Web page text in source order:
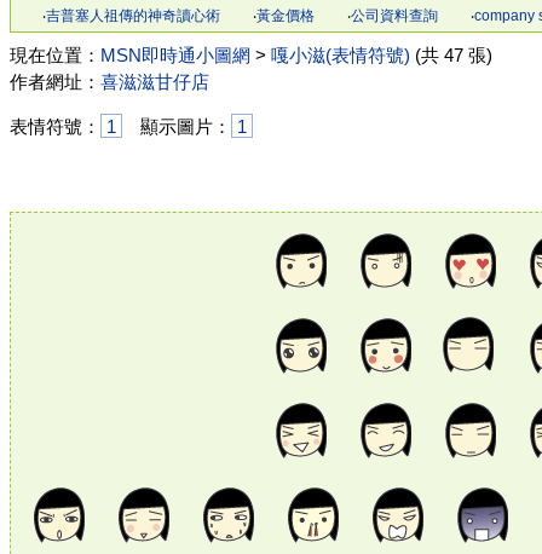
‧吉普塞人祖傳的神奇讀心術 ‧黃金價格 ‧公司資料查詢 ‧company
現在位置： MSN即時通小圖網 > 嘎小滋(表情符號) (共 47 張)
作者網址： 喜滋滋甘仔店
表情符號： 1 顯示圖片： 1